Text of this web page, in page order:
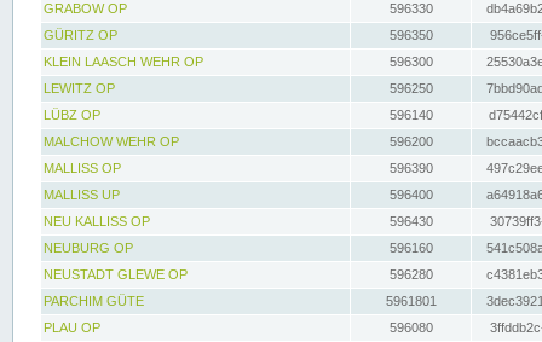
GRABOW OP
596330
GÜRITZ OP
596350
KLEIN LAASCH WEHR OP
596300
LEWITZ OP
596250
LÜBZ OP
596140
MALCHOW WEHR OP
596200
MALLISS OP
596390
MALLISS UP
596400
NEU KALLISS OP
596430
NEUBURG OP
596160
NEUSTADT GLEWE OP
596280
PARCHIM GÜTE
5961801
PLAU OP
596080